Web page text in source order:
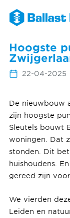
Hoogste
22-04-2025
De nieuwbouw
zijn hoogste
Sleutels bouwt
woningen. Dat
stonden. Dit
huishoudens.
gereed zijn
We vierden
Leiden en